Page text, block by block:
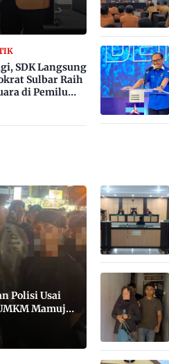
SDK Langsung
Sulbar Raih
di Pemilu
Polisi Usai
Mamuju,